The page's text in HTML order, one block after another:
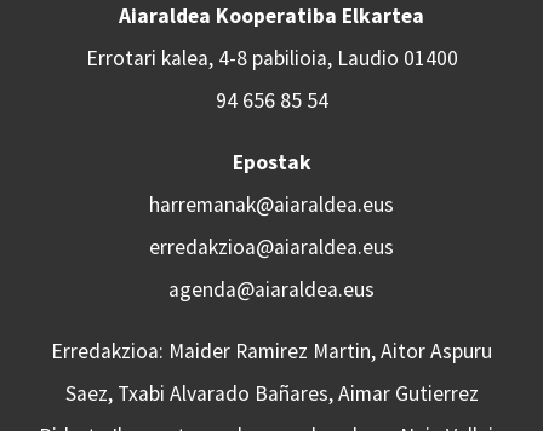
Aiaraldea Kooperatiba Elkartea
Errotari kalea, 4-8 pabilioia, Laudio 01400
94 656 85 54
Epostak
harremanak@aiaraldea.eus
erredakzioa@aiaraldea.eus
agenda@aiaraldea.eus
Erredakzioa: Maider Ramirez Martin, Aitor Aspuru
Saez, Txabi Alvarado Bañares, Aimar Gutierrez